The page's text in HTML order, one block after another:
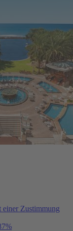
einer Zustimmung